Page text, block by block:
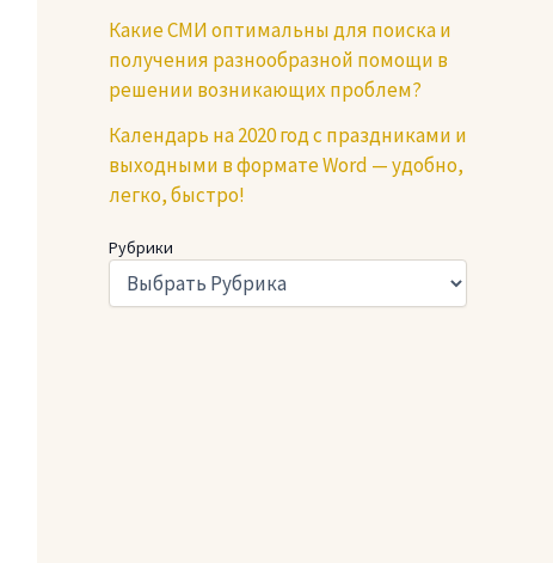
Какие СМИ оптимальны для поиска и
получения разнообразной помощи в
решении возникающих проблем?
Календарь на 2020 год с праздниками и
выходными в формате Word — удобно,
легко, быстро!
Рубрики